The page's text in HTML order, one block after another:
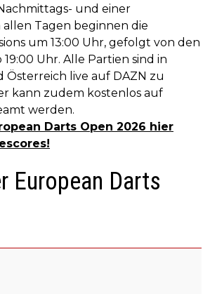
und einer
allen Tagen beginnen die
um 13:00 Uhr, gefolgt von den
19:00 Uhr. Alle Partien sind in
Österreich live auf DAZN zu
kann zudem kostenlos auf
werden.
Darts Open 2026 hier
European Darts